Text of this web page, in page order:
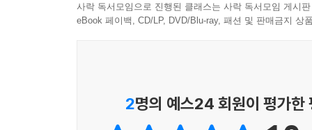
사락 독서모임으로 진행된 클래스는 사락 독서모임 게시
eBook 페이백, CD/LP, DVD/Blu-ray, 패션 및 판매금지 상
2명의 예스24 회원이 평가한